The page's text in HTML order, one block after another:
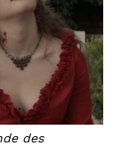
des